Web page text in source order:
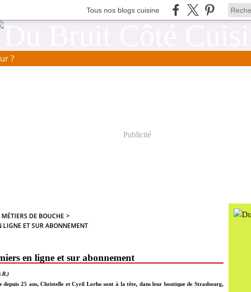
Tous nos blogs cuisine
?
Publicité
DE BOUCHE >
LIGNE ET SUR ABONNEMENT
en ligne et sur abonnement
25 ans, Christelle et Cyril Lorho sont à la tête, dans leur boutique de Strasbourg,